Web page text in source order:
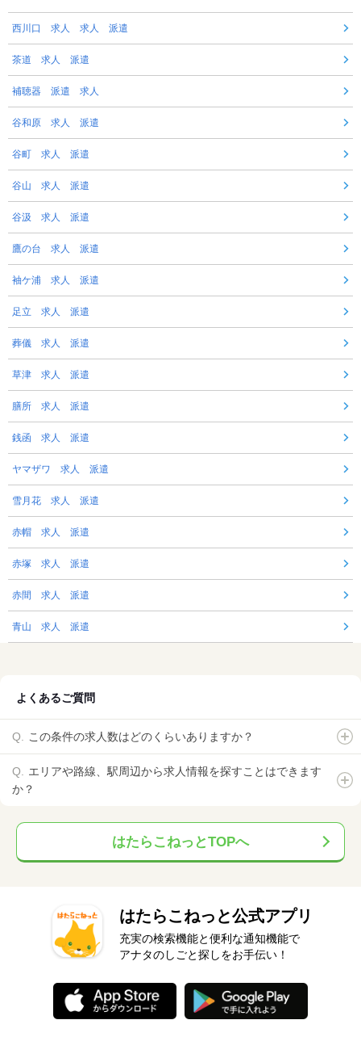
西川口 求人 求人 派遣
茶道 求人 派遣
補聴器 派遣 求人
谷和原 求人 派遣
谷町 求人 派遣
谷山 求人 派遣
谷汲 求人 派遣
鷹の台 求人 派遣
袖ケ浦 求人 派遣
足立 求人 派遣
葬儀 求人 派遣
草津 求人 派遣
膳所 求人 派遣
銭函 求人 派遣
ヤマザワ 求人 派遣
雪月花 求人 派遣
赤帽 求人 派遣
赤塚 求人 派遣
赤間 求人 派遣
青山 求人 派遣
よくあるご質問
この条件の求人数はどのくらいありますか？
エリアや路線、駅周辺から求人情報を探すことはできます
か？
はたらこねっとTOPへ
はたらこねっと公式アプリ
充実の検索機能と便利な通知機能で
アナタのしごと探しをお手伝い！